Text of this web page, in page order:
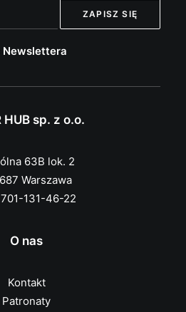
HUB sp. z o.o.
63B lok. 2
Warszawa
701-131-46-22
O nas
Kontakt
Patronaty